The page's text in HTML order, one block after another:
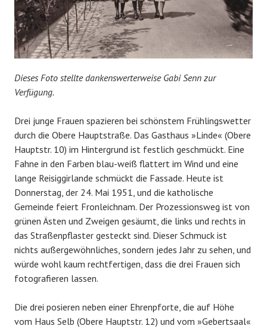
Dieses Foto stellte dankenswerterweise Gabi Senn zur
Verfügung.
Drei junge Frauen spazieren bei schönstem Frühlingswetter
durch die Obere Hauptstraße. Das Gasthaus »Linde« (Obere
Hauptstr. 10) im Hintergrund ist festlich geschmückt. Eine
Fahne in den Farben blau-weiß flattert im Wind und eine
lange Reisiggirlande schmückt die Fassade. Heute ist
Donnerstag, der 24. Mai 1951, und die katholische
Gemeinde feiert Fronleichnam. Der Prozessionsweg ist von
grünen Ästen und Zweigen gesäumt, die links und rechts in
das Straßenpflaster gesteckt sind. Dieser Schmuck ist
nichts außergewöhnliches, sondern jedes Jahr zu sehen, und
würde wohl kaum rechtfertigen, dass die drei Frauen sich
fotografieren lassen.
Die drei posieren neben einer Ehrenpforte, die auf Höhe
vom Haus Selb (Obere Hauptstr. 12) und vom »Gebertsaal«